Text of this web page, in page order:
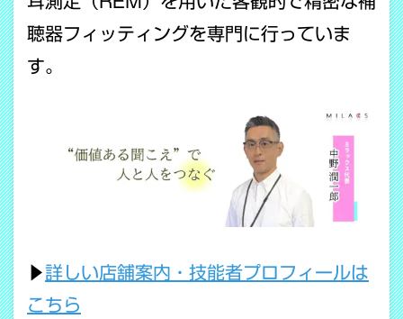
聴器フィッティングを専門に行っていま
す。
▶詳しい店舗案内・技能者プロフィールは
こちら